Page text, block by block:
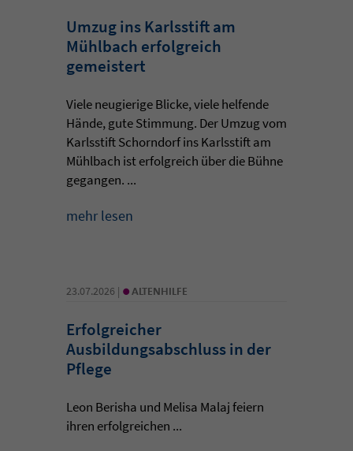
Umzug ins Karlsstift am
Mühlbach erfolgreich
gemeistert
Viele neugierige Blicke, viele helfende
Hände, gute Stimmung. Der Umzug vom
Karlsstift Schorndorf ins Karlsstift am
Mühlbach ist erfolgreich über die Bühne
gegangen. ...
mehr lesen
23.07.2026 | • ALTENHILFE
Erfolgreicher
Ausbildungsabschluss in der
Pflege
Leon Berisha und Melisa Malaj feiern
ihren erfolgreichen ...